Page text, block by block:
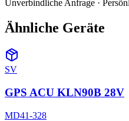
Unverbindliche Anfrage ·
Ähnliche Geräte
SV
GPS ACU KLN90B 28V
MD41-328